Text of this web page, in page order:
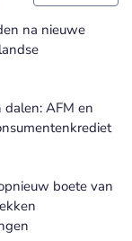
na nieuwe
dalen: AFM en
boete van